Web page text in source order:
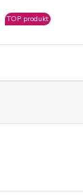
TOP produkt